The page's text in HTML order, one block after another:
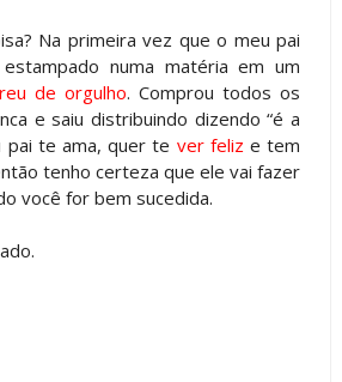
Na primeira vez que o meu pai
numa matéria em um
de orgulho. Comprou todos os
e saiu distribuindo dizendo “é a
pai te ama, quer te ver feliz e tem
tenho certeza que ele vai fazer
você for bem sucedida.